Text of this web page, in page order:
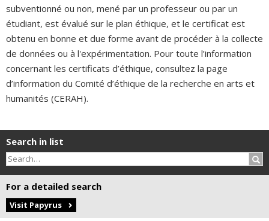
subventionné ou non, mené par un professeur ou par un
étudiant, est évalué sur le plan éthique, et le certificat est
obtenu en bonne et due forme avant de procéder à la collecte
de données ou à l'expérimentation. Pour toute l’information
concernant les certificats d’éthique, consultez la page
d’information du Comité d’éthique de la recherche en arts et
humanités (CERAH).
Search in list
For a detailed search
Visit Papyrus